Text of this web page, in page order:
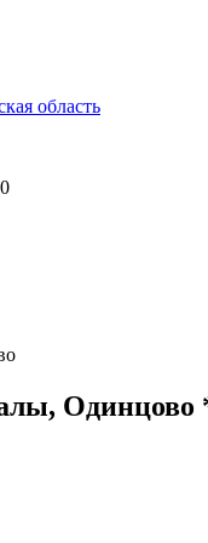
область
Одинцово